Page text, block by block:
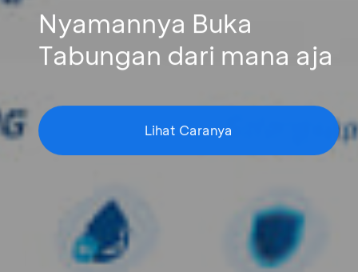
Nyamannya Buka
Tabungan dari mana aja
Lihat Caranya